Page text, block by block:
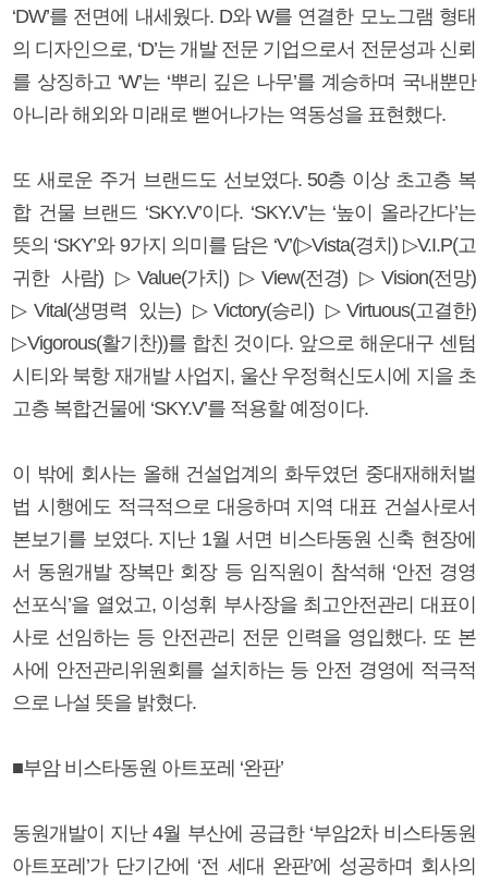
‘DW’를 전면에 내세웠다. D와 W를 연결한 모노그램 형태
의 디자인으로, ‘D’는 개발 전문 기업으로서 전문성과 신뢰
를 상징하고 ‘W’는 ‘뿌리 깊은 나무’를 계승하며 국내뿐만
아니라 해외와 미래로 뻗어나가는 역동성을 표현했다.
또 새로운 주거 브랜드도 선보였다. 50층 이상 초고층 복
합 건물 브랜드 ‘SKY.V’이다. ‘SKY.V’는 ‘높이 올라간다’는
뜻의 ‘SKY’와 9가지 의미를 담은 ‘V’(▷Vista(경치) ▷V.I.P(고
귀한 사람) ▷Value(가치) ▷View(전경) ▷Vision(전망)
▷Vital(생명력 있는) ▷Victory(승리) ▷Virtuous(고결한)
▷Vigorous(활기찬))를 합친 것이다. 앞으로 해운대구 센텀
시티와 북항 재개발 사업지, 울산 우정혁신도시에 지을 초
고층 복합건물에 ‘SKY.V’를 적용할 예정이다.
이 밖에 회사는 올해 건설업계의 화두였던 중대재해처벌
법 시행에도 적극적으로 대응하며 지역 대표 건설사로서
본보기를 보였다. 지난 1월 서면 비스타동원 신축 현장에
서 동원개발 장복만 회장 등 임직원이 참석해 ‘안전 경영
선포식’을 열었고, 이성휘 부사장을 최고안전관리 대표이
사로 선임하는 등 안전관리 전문 인력을 영입했다. 또 본
사에 안전관리위원회를 설치하는 등 안전 경영에 적극적
으로 나설 뜻을 밝혔다.
■부암 비스타동원 아트포레 ‘완판’
동원개발이 지난 4월 부산에 공급한 ‘부암2차 비스타동원
아트포레’가 단기간에 ‘전 세대 완판’에 성공하며 회사의